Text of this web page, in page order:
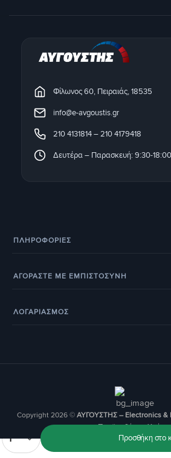
Φίλωνος 60, Πειραιάς, 18535
info@e-avgoustis.gr
210 4131814–210 4179418
Δευτέρα – Παρασκευή: 9:30-18:00
ΠΛΗΡΟΦΟΡΊΕΣ
ΑΓΟΡΑΣΤΕ ΜΕ ΕΜΠΙΣΤΟΣΥΝΗ
ΛΟΓΑΡΙΑΣΜΟΣ
Copyright 2026 © ΑΥΓΟΥΣΤΗΣ – Electronics &
Προϋποθέσεις
Προσθήκη στο